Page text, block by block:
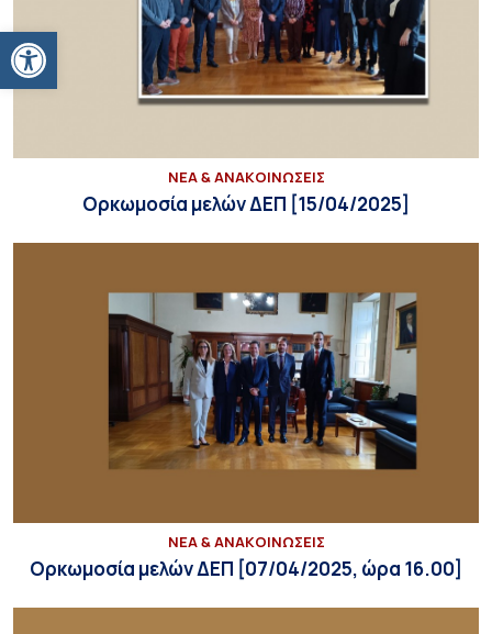
Ανοίξτε τη γραμμή εργαλείων
ΝΕΑ & ΑΝΑΚΟΙΝΩΣΕΙΣ
Ορκωμοσία μελών ΔΕΠ [15/04/2025]
ΝΕΑ & ΑΝΑΚΟΙΝΩΣΕΙΣ
Ορκωμοσία μελών ΔΕΠ [07/04/2025, ώρα 16.00]